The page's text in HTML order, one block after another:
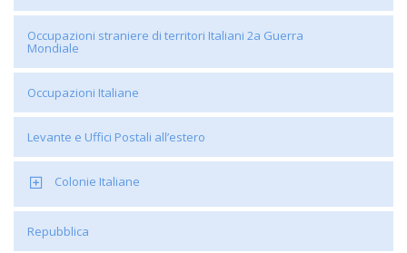
Occupazioni straniere di territori Italiani 2a Guerra
Mondiale
Occupazioni Italiane
Levante e Uffici Postali all’estero
Colonie Italiane
Repubblica